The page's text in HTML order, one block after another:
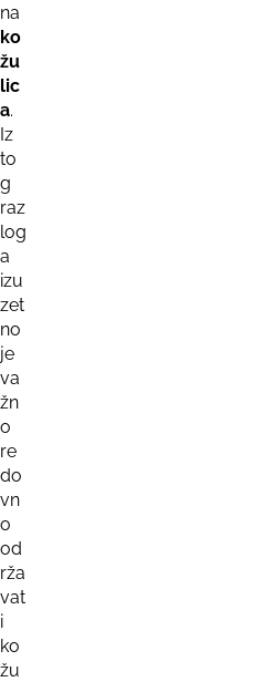
na
ko
žu
lic
a.
Iz
to
g
raz
log
a
izu
zet
no
je
va
žn
o
re
do
vn
o
od
rža
vat
i
ko
žu